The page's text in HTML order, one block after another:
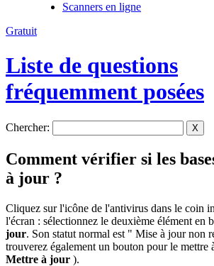
Scanners en ligne
Gratuit
Liste de questions
fréquemment posées
Chercher: X
Comment vérifier si les
à jour ?
Cliquez sur l'icône de l'antivirus dans le coin
l'écran : sélectionnez le deuxième élément en
jour. Son statut normal est " Mise à jour non
trouverez également un bouton pour le mettre
Mettre à jour ).